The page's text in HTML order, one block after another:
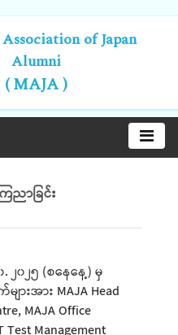
of Japan
Alumni
( MAJA )
ာခြင်း
၀၂၅ (စနေနေ့) မှ
ားအား MAJA Head
MAJA Office
Test Management